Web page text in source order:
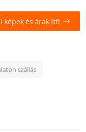
képek és árak itt!
szállás